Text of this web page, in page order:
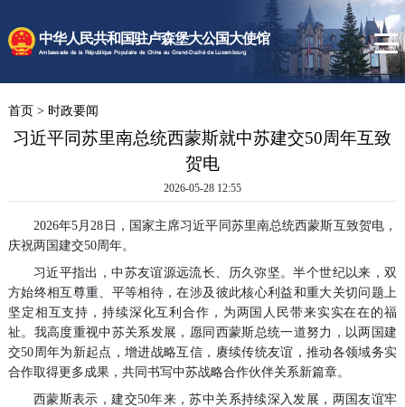
中华人民共和国驻卢森堡大公国大使馆
Ambassade de la République Populaire de Chine au Grand-Duché de Luxembourg
使馆速递
卢森堡概况
首页 > 时政要闻
习近平同苏里南总统西蒙斯就中苏建交50周年互致
贺电
2026-05-28 12:55
2026年5月28日，国家主席习近平同苏里南总统西蒙斯互致贺电，
庆祝两国建交50周年。
习近平指出，中苏友谊源远流长、历久弥坚。半个世纪以来，双
方始终相互尊重、平等相待，在涉及彼此核心利益和重大关切问题上
坚定相互支持，持续深化互利合作，为两国人民带来实实在在的福
祉。我高度重视中苏关系发展，愿同西蒙斯总统一道努力，以两国建
交50周年为新起点，增进战略互信，赓续传统友谊，推动各领域务实
合作取得更多成果，共同书写中苏战略合作伙伴关系新篇章。
西蒙斯表示，建交50年来，苏中关系持续深入发展，两国友谊牢